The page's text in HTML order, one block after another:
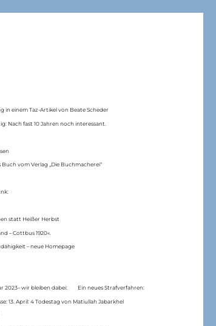
in einem Taz-Artikel von Beate Scheder
Nach fast 10 Jahren noch interessant.
vom Verlag „Die Buchmacherei“
statt Heißer Herbst
– Cottbus 1920«.
– neue Homepage
2023– wir bleiben dabei: Ein neues Strafverfahren:
13. April: 4 Todestag von Matiul­lah Jabarkhel